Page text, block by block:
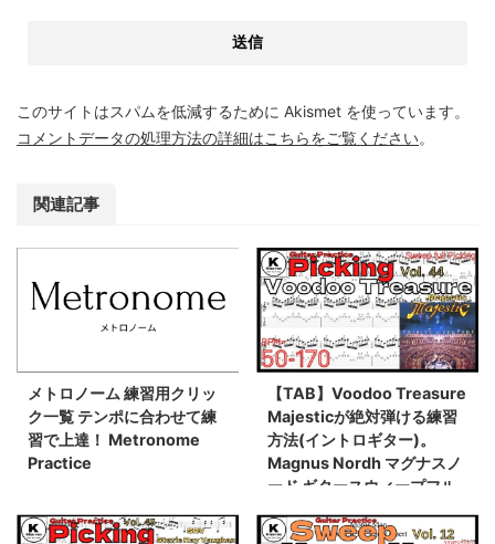
このサイトはスパムを低減するために Akismet を使っています。
コメントデータの処理方法の詳細はこちらをご覧ください。
関連記事
メトロノーム 練習用クリッ
ク一覧 テンポに合わせて練
習で上達！ Metronome
Practice
【TAB】Voodoo Treasure
Majesticが絶対弾ける練習
方法(イントロギター)。
Magnus Nordh マグナスノ
ード ギタースウィープフル
スローテンポ タブ楽譜